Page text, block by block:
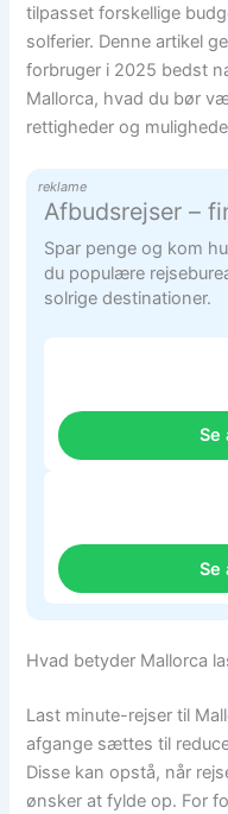
tilpasset forskellige
solferier. Denne artikel
forbruger i 2025 bedst
Mallorca, hvad du bør
rettigheder og
reklame
Afbudsrejser –
Spar penge og kom
du populære
solrige destinationer.
Se
Se
Hvad betyder Mallorca
Last minute-rejser til
afgange sættes til
Disse kan opstå, når
ønsker at fylde op. For